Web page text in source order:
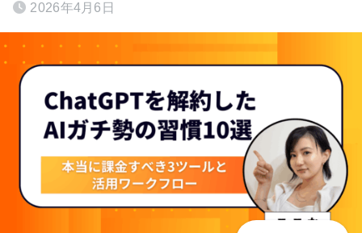
2026年4月6日